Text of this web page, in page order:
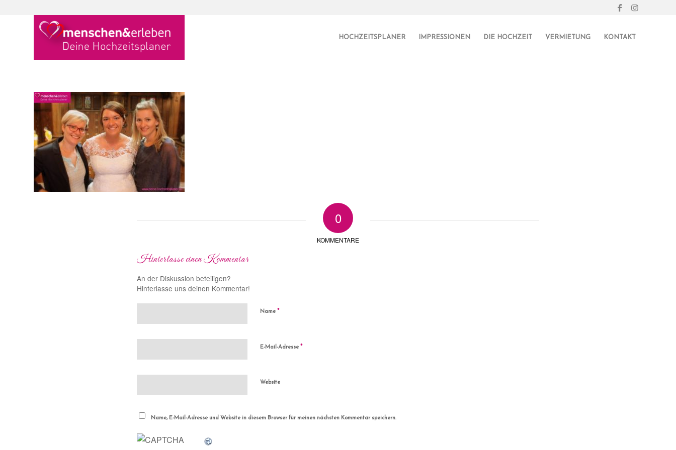
HOCHZEITSPLANER IMPRESSIONEN DIE HOCHZEIT VERMIETUNG KONTAKT
0
KOMMENTARE
Hinterlasse einen Kommentar
An der Diskussion beteiligen?
Hinterlasse uns deinen Kommentar!
Name *
E-Mail-Adresse *
Website
Name, E-Mail-Adresse und Website in diesem Browser für meinen nächsten Kommentar speichern.